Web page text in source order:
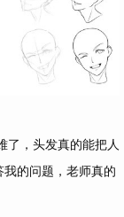
了，头发真的能把人
的问题，老师真的